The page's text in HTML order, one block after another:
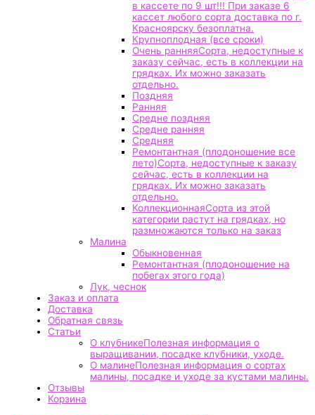
в кассете по 9 шт!!! При заказе 6
кассет любого сорта доставка по г.
Красноярску безоплатна.
Крупноплодная (все сроки)
Очень ранняяСорта, недоступные к
заказу сейчас, есть в коллекции на
грядках. Их можно заказать
отдельно.
Поздняя
Ранняя
Средне поздняя
Средне ранняя
Средняя
Ремонтантная (плодоношение все
лето)Сорта, недоступные к заказу
сейчас, есть в коллекции на
грядках. Их можно заказать
отдельно.
КоллекционнаяСорта из этой
категории растут на грядках, но
размножаются только на заказ
Малина
Обыкновенная
Ремонтантная (плодоношение на
побегах этого года)
Лук, чеснок
Заказ и оплата
Доставка
Обратная связь
Статьи
О клубникеПолезная информация о
выращивании, посадке клубники, уходе.
О малинеПолезная информация о сортах
малины, посадке и уходе за кустами малины.
Отзывы
Корзина